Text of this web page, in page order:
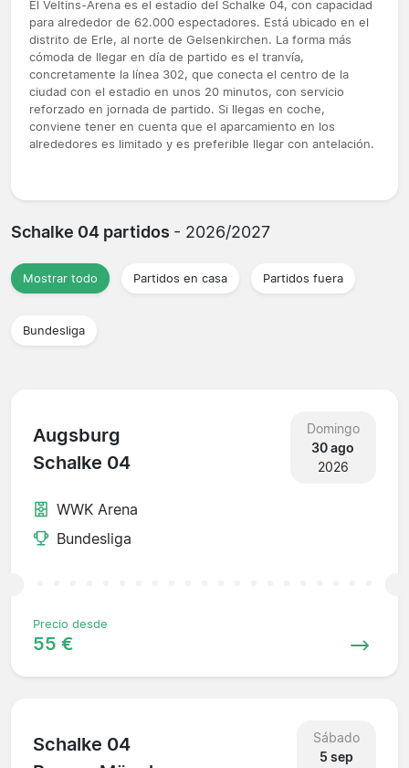
El Veltins-Arena es el estadio del Schalke 04, con capacidad
para alrededor de 62.000 espectadores. Está ubicado en el
distrito de Erle, al norte de Gelsenkirchen. La forma más
cómoda de llegar en día de partido es el tranvía,
concretamente la línea 302, que conecta el centro de la
ciudad con el estadio en unos 20 minutos, con servicio
reforzado en jornada de partido. Si llegas en coche,
conviene tener en cuenta que el aparcamiento en los
alrededores es limitado y es preferible llegar con antelación.
Schalke 04 partidos - 2026/2027
Mostrar todo Partidos en casa Partidos fuera
Bundesliga
Augsburg
Schalke 04
Domingo
30 ago
2026
WWK Arena
Bundesliga
Precio desde
55 €
Schalke 04
Sábado
5 sep